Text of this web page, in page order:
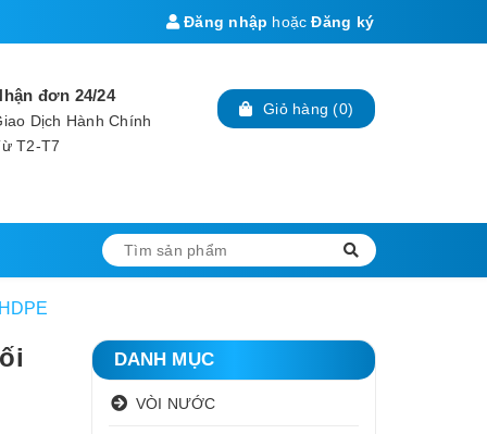
Đăng nhập hoặc Đăng ký
đơn 24/24
Dịch Hành Chính
T2-T7
Giỏ hàng (0)
DANH MỤC
VÒI NƯỚC